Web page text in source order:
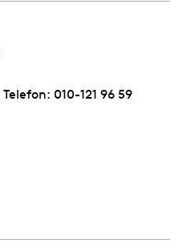
Telefon: Telefon
010-121 96 59